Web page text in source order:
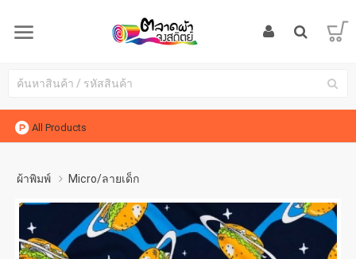
All Products
ผ้าพิมพ์ Micro/ลายเด็ก